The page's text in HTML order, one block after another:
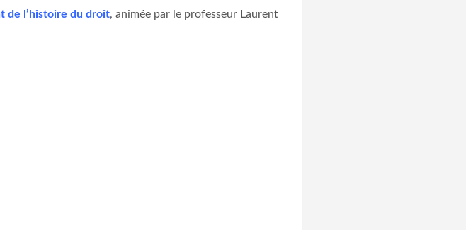
de l’histoire du droit, animée par le professeur Laurent